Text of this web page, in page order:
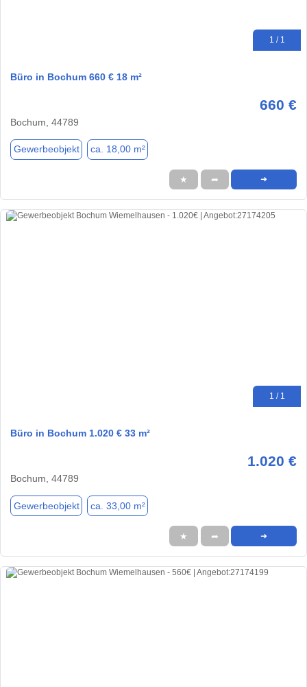
1 / 1
Büro in Bochum 660 € 18 m²
660 €
Bochum, 44789
Gewerbeobjekt ca. 18,00 m²
★ ➦ ➜
1 / 1
Büro in Bochum 1.020 € 33 m²
1.020 €
Bochum, 44789
Gewerbeobjekt ca. 33,00 m²
★ ➦ ➜